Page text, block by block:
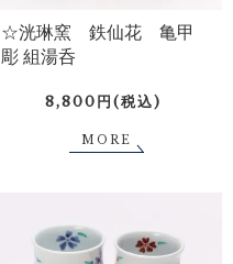
☆洸琳窯 鉄仙花 亀甲
彫 組湯呑
8,800円(税込)
MORE